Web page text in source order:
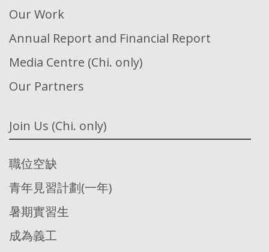
Our Work
Annual Report and Financial Report
Media Centre (Chi. only)
Our Partners
Join Us (Chi. only)
職位空缺
青年見習計劃(一年)
暑期實習生
成為義工